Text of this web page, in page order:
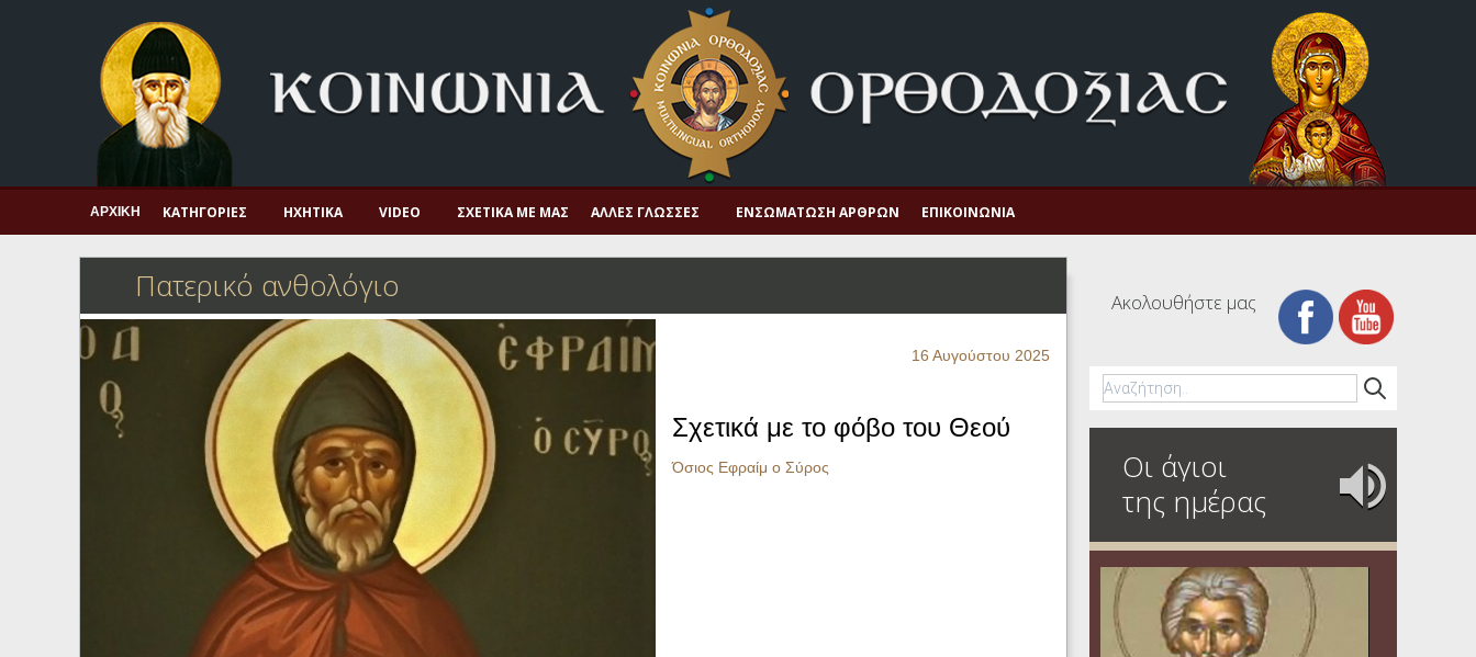
Πνευματική ζωή
Μαρτυρία και διδαχή
Λατρεία και προσευχή
Αγιολόγιο – Εορτολόγιο
Η πίστη στην εποχή μας
Ορθόδοξο προσκυνητάριο
Σκέψεις-προβληματισμοί
ΑΡΧΙΚΉ ΚΑΤΗΓΟΡΊΕΣ ΗΧΗΤΙΚΆ VIDEO ΣΧΕΤΙΚΆ ΜΕ ΜΑΣ ΆΛΛΕΣ ΓΛΏΣΣΕΣ ΕΝΣΩΜΆΤΩΣΗ ΆΡΘΡΩΝ ΕΠΙΚΟΙΝΩΝΊΑ
Πατερικό ανθολόγιο
16 Αυγούστου 2025
Σχετικά με το φόβο του Θεού
Όσιος Εφραίμ ο Σύρος
Ακολουθήστε μας
Οι άγιοι
της ημέρας